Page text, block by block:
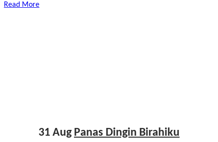
Read More
31 Aug Panas Dingin Birahiku